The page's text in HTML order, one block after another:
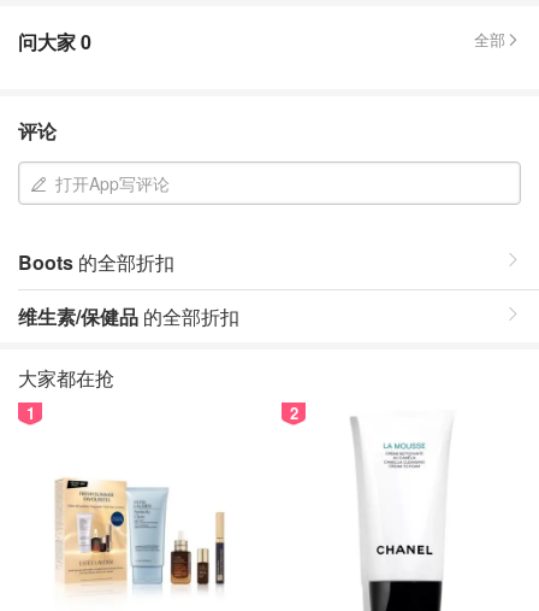
问大家0 全部
评论
打开App写评论
Boots 的全部折扣
维生素/保健品 的全部折扣
大家都在抢
1 2